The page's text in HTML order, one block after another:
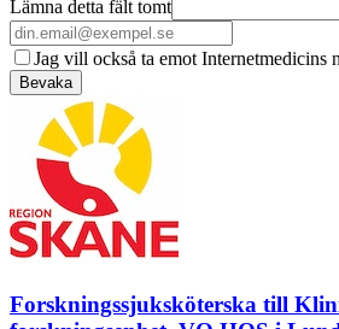
Lämna detta fält tomt
Jag vill också ta emot Internetmedicins
Bevaka
Forskningssjuksköterska till